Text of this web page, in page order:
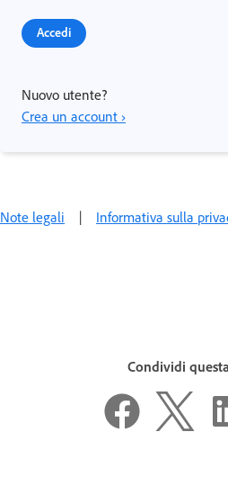
Accedi
Nuovo utente?
Crea un account ›
Note legali | Informativa sulla
Condividi